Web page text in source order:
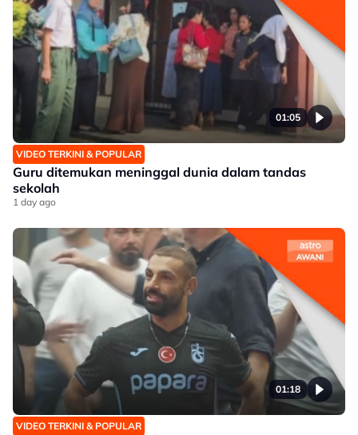
01:05
VIDEO TERKINI & POPULAR
Guru ditemukan meninggal dunia dalam tandas
sekolah
1 day ago
01:18
VIDEO TERKINI & POPULAR